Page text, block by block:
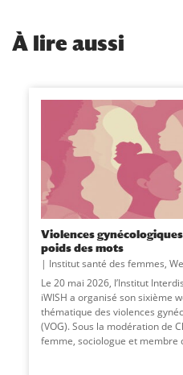
À lire aussi
Violences
poids des mots
Institut santé des femmes,
Le 20 mai 2026, l’Institut
iWISH a organisé son sixième
thématique des violences
(VOG). Sous la modération de
femme, sociologue et membre